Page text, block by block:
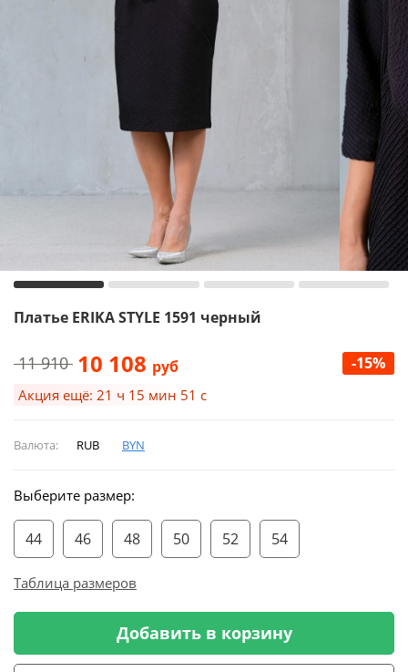
Платье ERIKA STYLE 1591 черный
11 910 10 108 руб -15%
Акция ещё: 21 ч 15 мин 50 с
Валюта: RUB BYN
Выберите размер:
44 46 48 50 52 54
Таблица размеров
Добавить в корзину